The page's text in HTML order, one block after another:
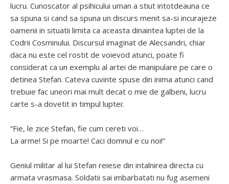
lucru. Cunoscator al psihicului uman a stiut intotdeauna ce
sa spuna si cand sa spuna un discurs menit sa-si incurajeze
oamenii in situatii limita ca aceasta dinaintea luptei de la
Codrii Cosminului. Discursul imaginat de Alecsandri, chiar
daca nu este cel rostit de voievod atunci, poate fi
considerat ca un exemplu al artei de manipulare pe care o
detinea Stefan. Cateva cuvinte spuse din inima atunci cand
trebuie fac uneori mai mult decat o mie de galbeni, lucru
carte s-a dovetit in timpul luptei:
“Fie, le zice Stefan, fie cum cereti voi…
La arme! Si pe moarte! Caci domnul e cu noi!”
Geniul militar al lui Stefan reiese din intalnirea directa cu
armata vrasmasa. Soldatii sai imbarbatati nu fug asemeni